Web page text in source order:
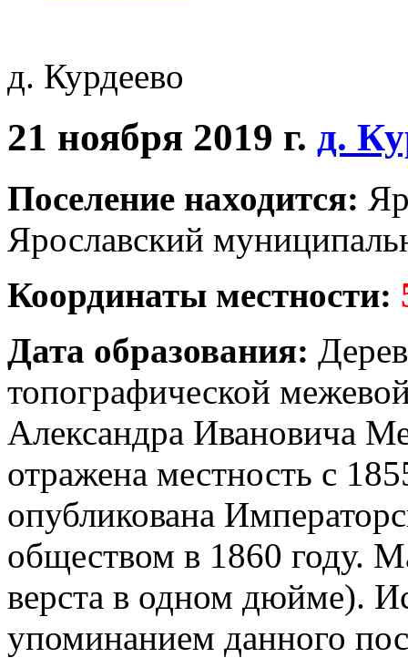
д. Курдеево
21 ноября 2019 г. д.
Поселение находится:
Ярославский
Координаты местности:
Дата образования:
топографической
Александра Ивановича
отражена местность с
опубликована
обществом в 1860 году.
верста в одном дюйме).
упоминанием данного